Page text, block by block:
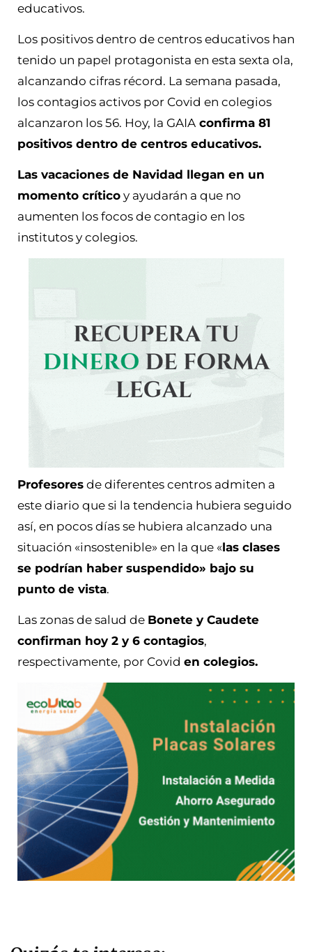
educativos.
Los positivos dentro de centros educativos han
tenido un papel protagonista en esta sexta ola,
alcanzando cifras récord. La semana pasada,
los contagios activos por Covid en colegios
alcanzaron los 56. Hoy, la GAIA confirma 81
positivos dentro de centros educativos.
Las vacaciones de Navidad llegan en un
momento crítico y ayudarán a que no
aumenten los focos de contagio en los
institutos y colegios.
Profesores de diferentes centros admiten a
este diario que si la tendencia hubiera seguido
así, en pocos días se hubiera alcanzado una
situación «insostenible» en la que «las clases
se podrían haber suspendido» bajo su
punto de vista.
Las zonas de salud de Bonete y Caudete
confirman hoy 2 y 6 contagios,
respectivamente, por Covid en colegios.